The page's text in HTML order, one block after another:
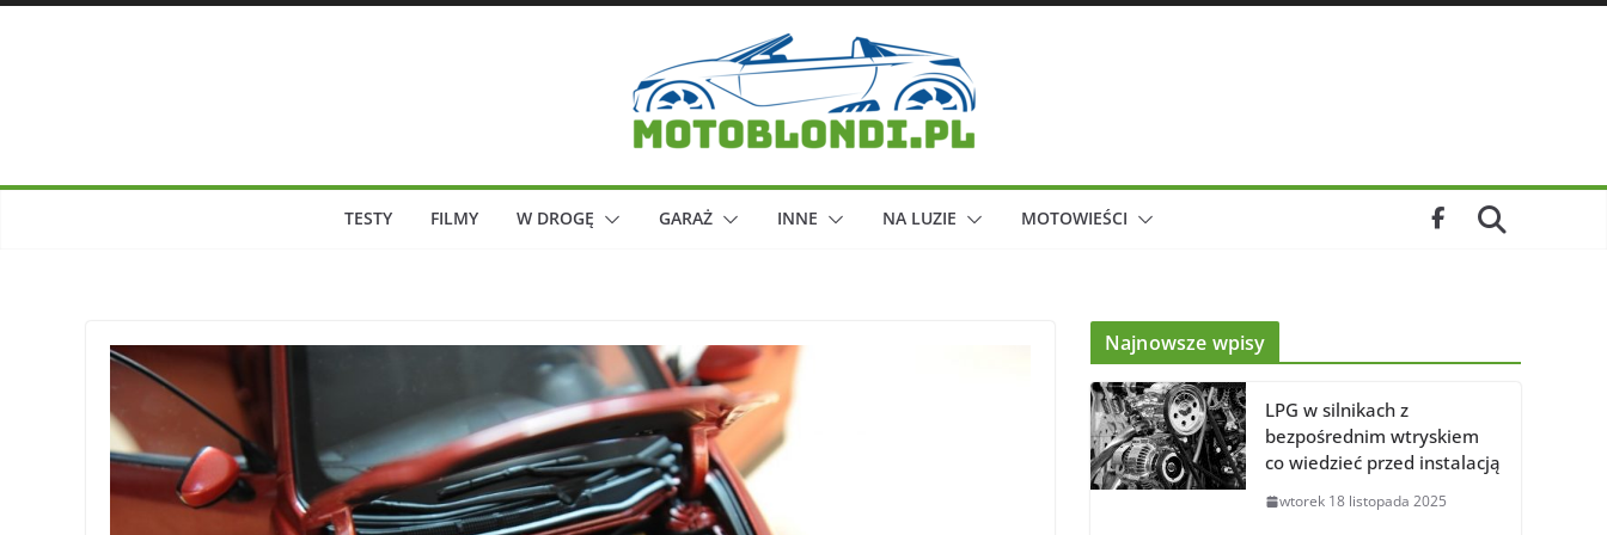
Skip
TESTY FILMY W DROGĘ GARAŻ INNE NA LUZIE MOTOWIEŚCI
Najnowsze wpisy
LPG w silnikach z
bezpośrednim wtryskiem
co wiedzieć przed instalacją
wtorek 18 listopada 2025